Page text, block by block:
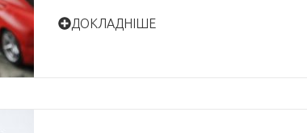
ДОКЛАДНІШЕ